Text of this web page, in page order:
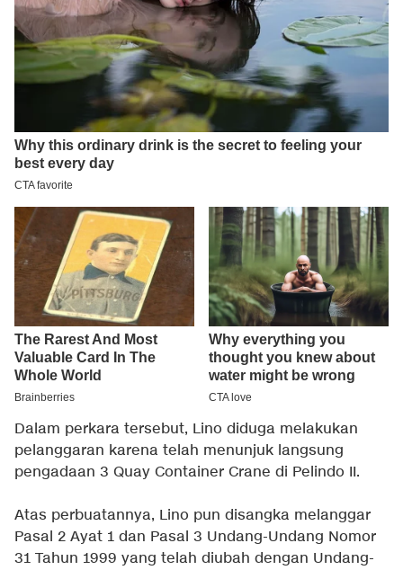
Dalam perkara tersebut, Lino diduga melakukan
pelanggaran karena telah menunjuk langsung
pengadaan 3 Quay Container Crane di Pelindo II.
Atas perbuatannya, Lino pun disangka melanggar
Pasal 2 Ayat 1 dan Pasal 3 Undang-Undang Nomor
31 Tahun 1999 yang telah diubah dengan Undang-